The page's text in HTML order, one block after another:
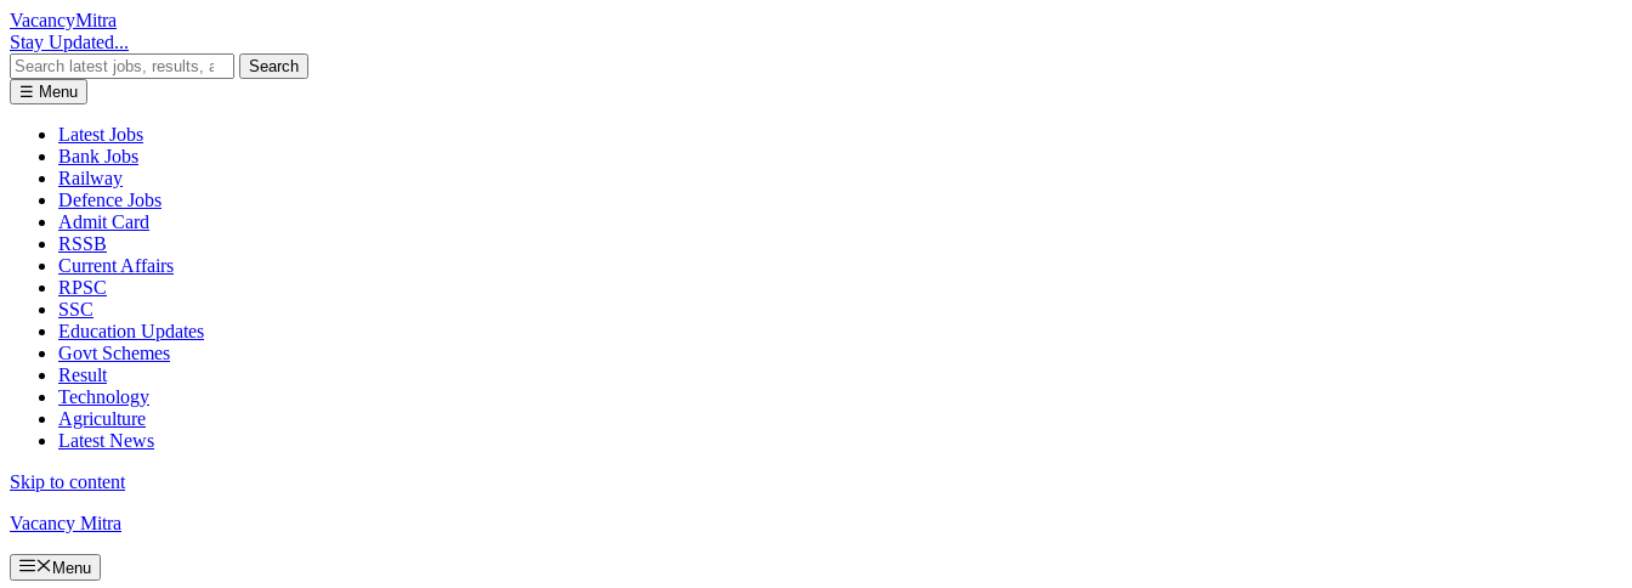
VacancyMitra
Stay Updated...
Search
☰ Menu
Latest Jobs
Bank Jobs
Railway
Defence Jobs
Admit Card
RSSB
Current Affairs
RPSC
SSC
Education Updates
Govt Schemes
Result
Technology
Agriculture
Latest News
Skip to content
Vacancy Mitra
Menu